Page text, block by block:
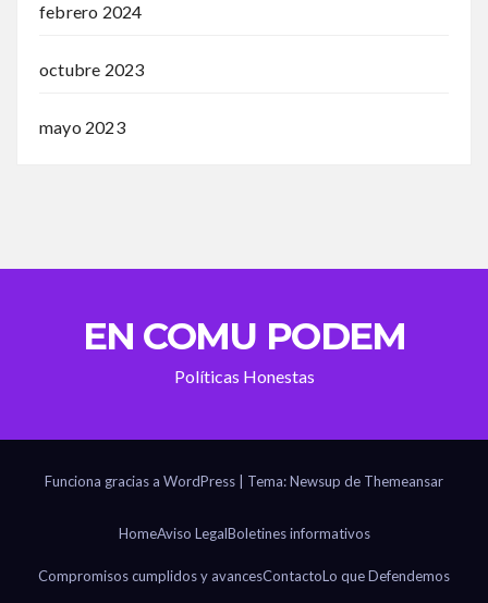
febrero 2024
octubre 2023
mayo 2023
EN COMU PODEM
Políticas Honestas
Funciona gracias a WordPress Tema: Newsup de Themeansar
HomeAviso LegalBoletines informativos
Compromisos cumplidos y avancesContactoLo que Defendemos